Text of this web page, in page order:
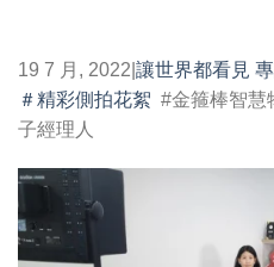
19 7 月, 2022 讓世界都看見
＃精彩側拍花絮 #金箍棒智慧
子經理人